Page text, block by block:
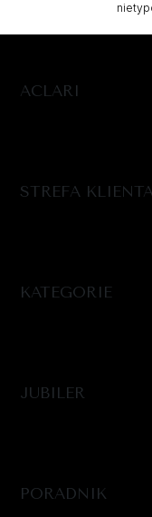
ACLARI
STREFA
KATEGORIE
JUBILER
PORADNIK